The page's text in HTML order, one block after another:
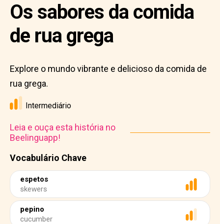
Vocabulário Chave
espetos
skewers
pepino
cucumber
Os sabores da comida
de rua grega
Explore o mundo vibrante e delicioso da comida de
rua grega.
Intermediário
Leia e ouça esta história no
Beelinguapp!